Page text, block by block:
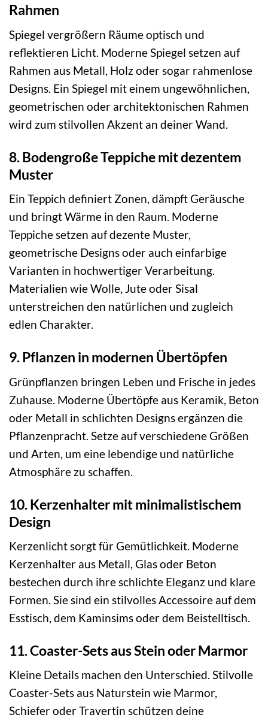
Rahmen
Spiegel vergrößern Räume optisch und
reflektieren Licht. Moderne Spiegel setzen auf
Rahmen aus Metall, Holz oder sogar rahmenlose
Designs. Ein Spiegel mit einem ungewöhnlichen,
geometrischen oder architektonischen Rahmen
wird zum stilvollen Akzent an deiner Wand.
8. Bodengroße Teppiche mit dezentem
Muster
Ein Teppich definiert Zonen, dämpft Geräusche
und bringt Wärme in den Raum. Moderne
Teppiche setzen auf dezente Muster,
geometrische Designs oder auch einfarbige
Varianten in hochwertiger Verarbeitung.
Materialien wie Wolle, Jute oder Sisal
unterstreichen den natürlichen und zugleich
edlen Charakter.
9. Pflanzen in modernen Übertöpfen
Grünpflanzen bringen Leben und Frische in jedes
Zuhause. Moderne Übertöpfe aus Keramik, Beton
oder Metall in schlichten Designs ergänzen die
Pflanzenpracht. Setze auf verschiedene Größen
und Arten, um eine lebendige und natürliche
Atmosphäre zu schaffen.
10. Kerzenhalter mit minimalistischem
Design
Kerzenlicht sorgt für Gemütlichkeit. Moderne
Kerzenhalter aus Metall, Glas oder Beton
bestechen durch ihre schlichte Eleganz und klare
Formen. Sie sind ein stilvolles Accessoire auf dem
Esstisch, dem Kaminsims oder dem Beistelltisch.
11. Coaster-Sets aus Stein oder Marmor
Kleine Details machen den Unterschied. Stilvolle
Coaster-Sets aus Naturstein wie Marmor,
Schiefer oder Travertin schützen deine